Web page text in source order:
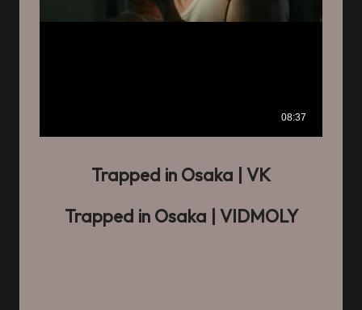
Trapped in Osaka
| VK
Trapped in Osaka
| VIDMOLY